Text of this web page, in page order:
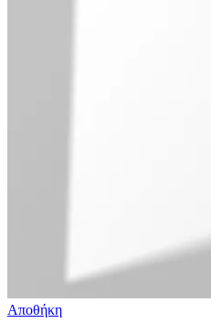
Αποθήκη